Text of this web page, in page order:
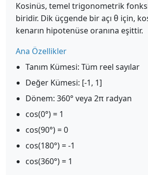
Kosinüs, temel trigonometrik
biridir. Dik üçgende bir açı θ için,
kenarın hipotenüse oranına eşittir.
Ana Özellikler
Tanım Kümesi: Tüm reel sayılar
Değer Kümesi: [-1, 1]
Dönem: 360° veya 2π radyan
cos(0°) = 1
cos(90°) = 0
cos(180°) = -1
cos(360°) = 1